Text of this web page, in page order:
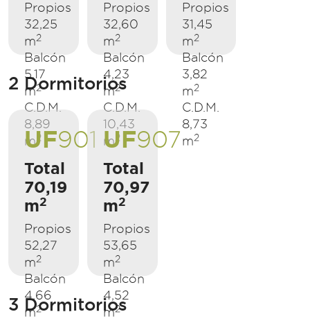
Propios
32,25
m2
Balcón
5,17
m2
C.D.M.
8,89
m 2
Propios
32,60
m2
Balcón
4,23
m2
C.D.M.
10,43
m 2
Propios
31,45
m2
Balcón
3,82
m2
C.D.M.
8,73
m2
2 Dormitorios
UF901
Total
70,19
m2
Propios
52,27
m2
Balcón
4,66
m2
UF907
Total
70,97
m2
Propios
53,65
m2
Balcón
4,52
m2
3 Dormitorios